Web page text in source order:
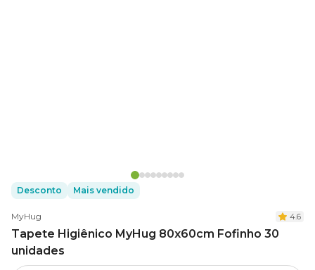
Desconto Mais vendido
MyHug 4.6
Tapete Higiênico MyHug 80x60cm Fofinho 30
unidades